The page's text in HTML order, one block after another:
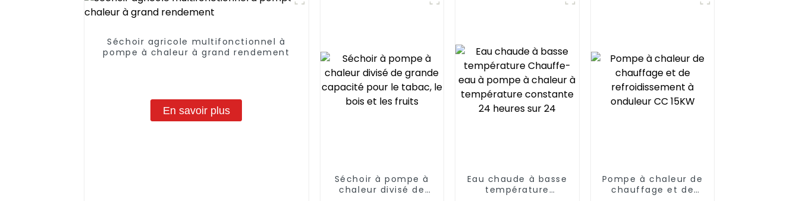
Séchoir agricole multifonctionnel à
pompe à chaleur à grand rendement
En savoir plus
Séchoir à pompe à
chaleur divisé de
Eau chaude à basse
température
Pompe à chaleur de
chauffage et de